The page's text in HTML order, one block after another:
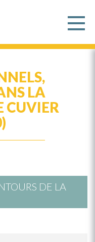
LA
CUVIER
DE LA